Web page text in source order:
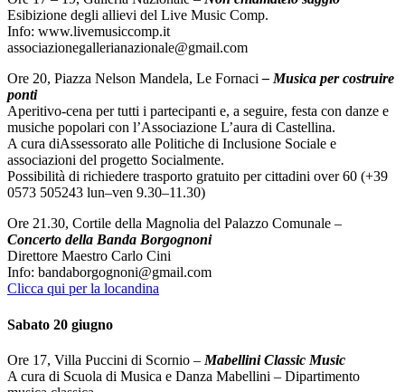
Esibizione degli allievi del Live Music Comp.
Info: www.livemusiccomp.it
associazionegallerianazionale@gmail.com
Ore 20, Piazza Nelson Mandela, Le Fornaci– Musica per costruire
ponti
Aperitivo-cena per tutti i partecipanti e, a seguire, festa con danze e
musiche popolari con l’Associazione L’aura di Castellina.
A cura diAssessorato alle Politiche di Inclusione Sociale e
associazioni del progetto Socialmente.
Possibilità di richiedere trasporto gratuito per cittadini over 60 (+39
0573 505243 lun–ven 9.30–11.30)
Ore 21.30, Cortile della Magnolia del Palazzo Comunale –
Concerto della Banda Borgognoni
Direttore Maestro Carlo Cini
Info: bandaborgognoni@gmail.com
Clicca qui per la locandina
Sabato 20 giugno
Ore 17, Villa Puccini di Scornio – Mabellini Classic Music
A cura di Scuola di Musica e Danza Mabellini – Dipartimento